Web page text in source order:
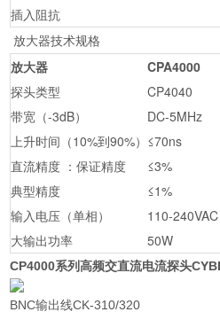
插入阻抗
放大器技术规格
放大器
CPA4000
探头类型
CP4040
带宽（-3dB）
DC-5MHz
上升时间（10%到90%） ≤70ns
直流精度 ：保证精度
典型精度
≤3%
≤1%
输入电压（单相）
110-240VAC
大输出功率
50W
CP4000系列高频交直流电流探头
BNC输出线CK-310/320